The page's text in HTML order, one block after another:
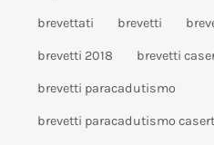
brevettati brevetti
brevetti 2018 brevetti
brevetti paracadutismo
brevetti paracadutismo